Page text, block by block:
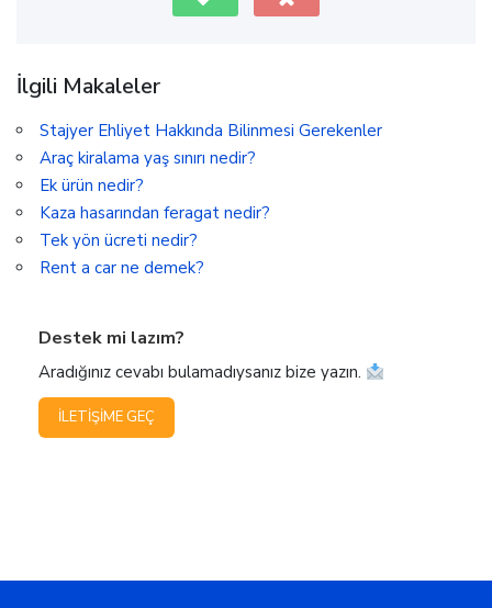
İlgili Makaleler
Stajyer Ehliyet Hakkında Bilinmesi Gerekenler
Araç kiralama yaş sınırı nedir?
Ek ürün nedir?
Kaza hasarından feragat nedir?
Tek yön ücreti nedir?
Rent a car ne demek?
Destek mi lazım?
Aradığınız cevabı bulamadıysanız bize yazın.
İLETIŞIME GEÇ